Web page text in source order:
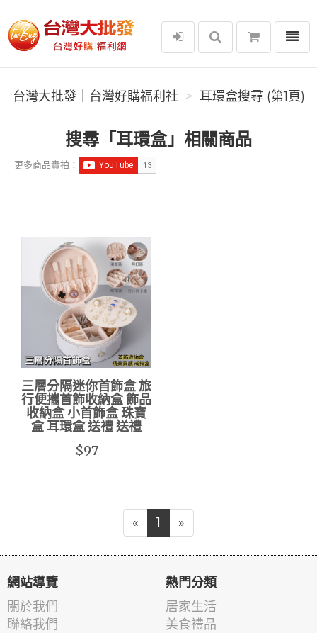
台灣大批發｜台灣好購福利社
選單
台灣大批發｜台灣好購福利社 耳環盒搜尋 (第1頁)
搜尋「耳環盒」相關商品
更多商品實拍：
三層分隔迷你首飾盒 旅
行便攜首飾收納盒 飾品
收納盒 小首飾盒 珠寶
盒 耳環盒 送禮 送禮
$97
« 1 »
網站導覽
關於我們
聯絡我們
熱門分類
居家生活
美食禮品